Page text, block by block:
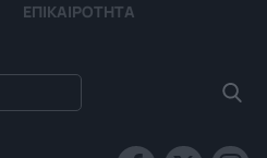
ΕΠΙΚΑΙΡΟΤΗΤΑ